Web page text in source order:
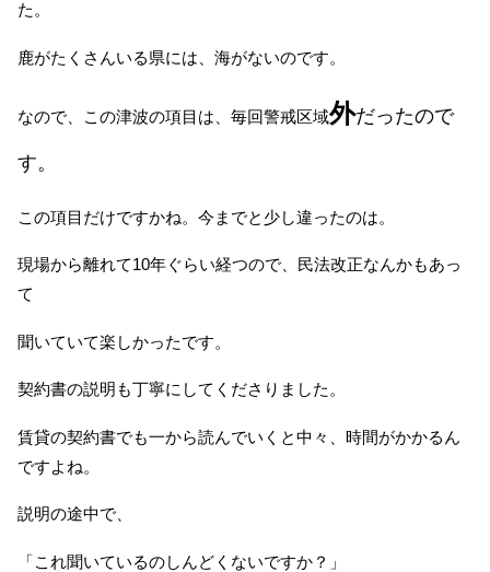
た。
鹿がたくさんいる県には、海がないのです。
なので、この津波の項目は、毎回警戒区域外だったので
す。
この項目だけですかね。今までと少し違ったのは。
現場から離れて10年ぐらい経つので、民法改正なんかもあっ
て
聞いていて楽しかったです。
契約書の説明も丁寧にしてくださりました。
賃貸の契約書でも一から読んでいくと中々、時間がかかるん
ですよね。
説明の途中で、
「これ聞いているのしんどくないですか？」